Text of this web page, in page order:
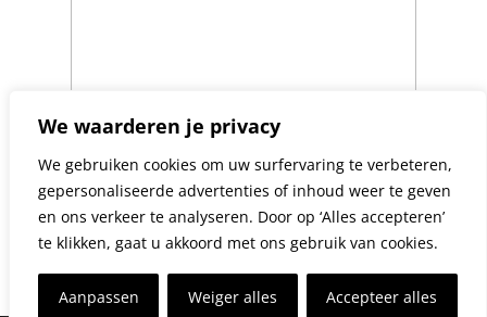
We waarderen je privacy
We gebruiken cookies om uw surfervaring te verbeteren,
gepersonaliseerde advertenties of inhoud weer te geven
en ons verkeer te analyseren. Door op ‘Alles accepteren’
te klikken, gaat u akkoord met ons gebruik van cookies.
Aanpassen Weiger alles Accepteer alles
Wat zijn dingen je graag wilt maar (nog) niet
Versturen